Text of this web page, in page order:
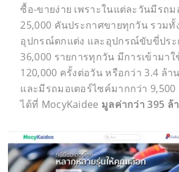
ซื้อ-ขายง่าย เพราะในแต่ละวันมีรถม
25,000 คันประกาศขายทุกวัน รวมทั้
อุปกรณ์ตกแต่ง และอุปกรณ์ขับขี่ประ
36,000 รายการทุกวัน มีการเข้ามา
120,000 ครั้งต่อวัน หรือกว่า3.4 ล้า
และมีรถมอเตอร์ไซค์มากกว่า 9,500
ได้ที่ MocyKaidee มูลค่ากว่า395 ล้